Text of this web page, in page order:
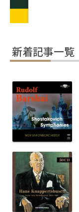
新着記事一覧